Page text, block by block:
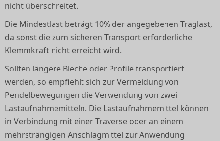
nicht überschreitet.
Die Mindestlast beträgt 10% der angegebenen Traglast,
da sonst die zum sicheren Transport erforderliche
Klemmkraft nicht erreicht wird.
Sollten längere Bleche oder Profile transportiert
werden, so empfiehlt sich zur Vermeidung von
Pendelbewegungen die Verwendung von zwei
Lastaufnahmemitteln. Die Lastaufnahmemittel können
in Verbindung mit einer Traverse oder an einem
mehrsträngigen Anschlagmittel zur Anwendung